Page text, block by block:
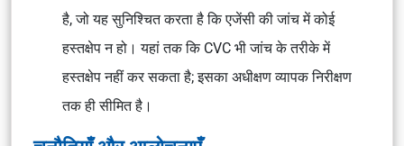
है, जो यह सुनिश्चित करता है कि एजेंसी की जांच में कोई
हस्तक्षेप न हो। यहां तक ​​कि CVC भी जांच के तरीके में
हस्तक्षेप नहीं कर सकता है; इसका अधीक्षण व्यापक निरीक्षण
तक ही सीमित है।